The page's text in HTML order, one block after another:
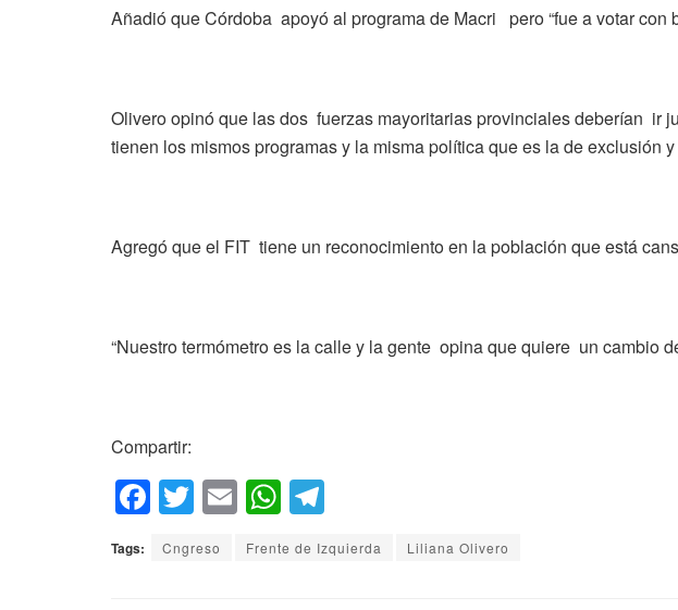
Añadió que Córdoba apoyó al programa de Macri pero “fue a votar con
Olivero opinó que las dos fuerzas mayoritarias provinciales deberían ir
tienen los mismos programas y la misma política que es la de exclusión
Agregó que el FIT tiene un reconocimiento en la población que está
“Nuestro termómetro es la calle y la gente opina que quiere un cambio
Compartir:
F
a
c
T
wi
tt
E
m
ail
W
h
at
el
e
Tags: Cngreso Frente de Izquierda Liliana Olivero